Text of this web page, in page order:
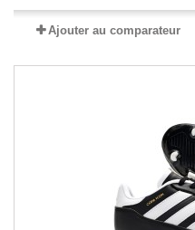
Ajouter au comparateur